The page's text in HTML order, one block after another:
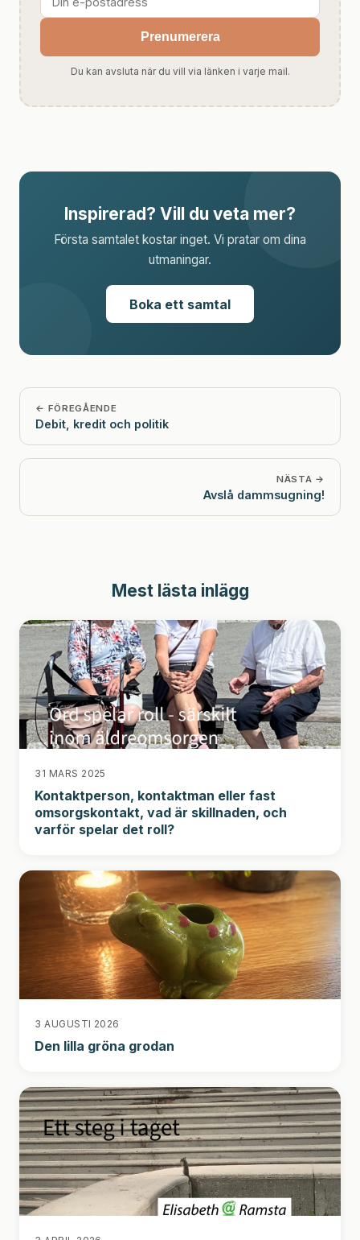
Prenumerera
Du kan avsluta när du vill via länken i varje mail.
Inspirerad? Vill du veta mer?
Första samtalet kostar inget. Vi pratar om dina
utmaningar.
Boka ett samtal
← FÖREGÅENDE
Debit, kredit och politik
NÄSTA →
Avslå dammsugning!
Mest lästa inlägg
31 MARS 2025
Kontaktperson, kontaktman eller fast
omsorgskontakt, vad är skillnaden, och
varför spelar det roll?
3 AUGUSTI 2026
Den lilla gröna grodan